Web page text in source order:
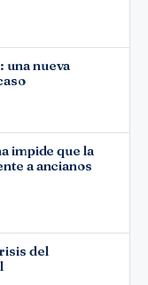
una nueva
impide que la
a ancianos
del